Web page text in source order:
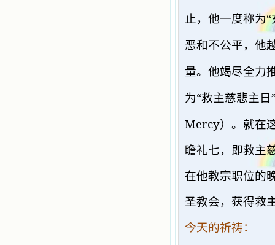
止，他一度称为
恶和不公平，他
量。他竭尽全力
为“救主慈悲主日
Mercy）。就在
瞻礼七，即救主
在他教宗职位的
圣教会，获得救
今天的祈祷：